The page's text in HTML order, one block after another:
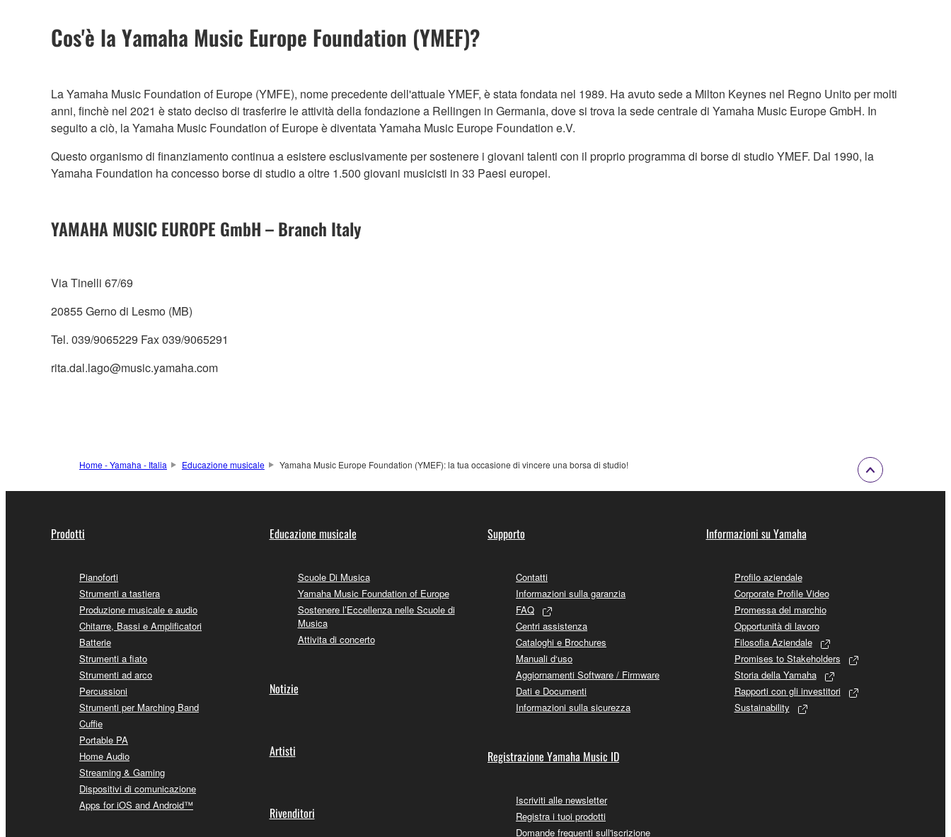
Cos'è la Yamaha Music Europe Foundation (YMEF)?
La Yamaha Music Foundation of Europe (YMFE), nome precedente dell'attuale YMEF, è stata fondata nel 1989. Ha avuto sede a Milton Keynes nel Regno Unito per molti
anni, finchè nel 2021 è stato deciso di trasferire le attività della fondazione a Rellingen in Germania, dove si trova la sede centrale di Yamaha Music Europe GmbH. In
seguito a ciò, la Yamaha Music Foundation of Europe è diventata Yamaha Music Europe Foundation e.V.
Questo organismo di finanziamento continua a esistere esclusivamente per sostenere i giovani talenti con il proprio programma di borse di studio YMEF. Dal 1990, la
Yamaha Foundation ha concesso borse di studio a oltre 1.500 giovani musicisti in 33 Paesi europei.
YAMAHA MUSIC EUROPE GmbH – Branch Italy
Via Tinelli 67/69
20855 Gerno di Lesmo (MB)
Tel. 039/9065229 Fax 039/9065291
rita.dal.lago@music.yamaha.com
Home - Yamaha - Italia Educazione musicale Yamaha Music Europe Foundation (YMEF): la tua occasione di vincere una borsa di studio!
Prodotti
Pianoforti
Strumenti a tastiera
Produzione musicale e audio
Chitarre, Bassi e Amplificatori
Batterie
Strumenti a fiato
Strumenti ad arco
Percussioni
Strumenti per Marching Band
Cuffie
Portable PA
Home Audio
Streaming & Gaming
Dispositivi di comunicazione
Apps for iOS and Android™
Educazione musicale
Scuole Di Musica
Yamaha Music Foundation of Europe
Sostenere l’Eccellenza nelle Scuole di
Musica
Attivita di concerto
Notizie
Artisti
Rivenditori
Supporto
Contatti
Informazioni sulla garanzia
FAQ
Centri assistenza
Cataloghi e Brochures
Manuali d‘uso
Aggiornamenti Software / Firmware
Dati e Documenti
Informazioni sulla sicurezza
Registrazione Yamaha Music ID
Iscriviti alle newsletter
Registra i tuoi prodotti
Domande frequenti sull'iscrizione
Informazioni su Yamaha
Profilo aziendale
Corporate Profile Video
Promessa del marchio
Opportunità di lavoro
Filosofia Aziendale
Promises to Stakeholders
Storia della Yamaha
Rapporti con gli investitori
Sustainability